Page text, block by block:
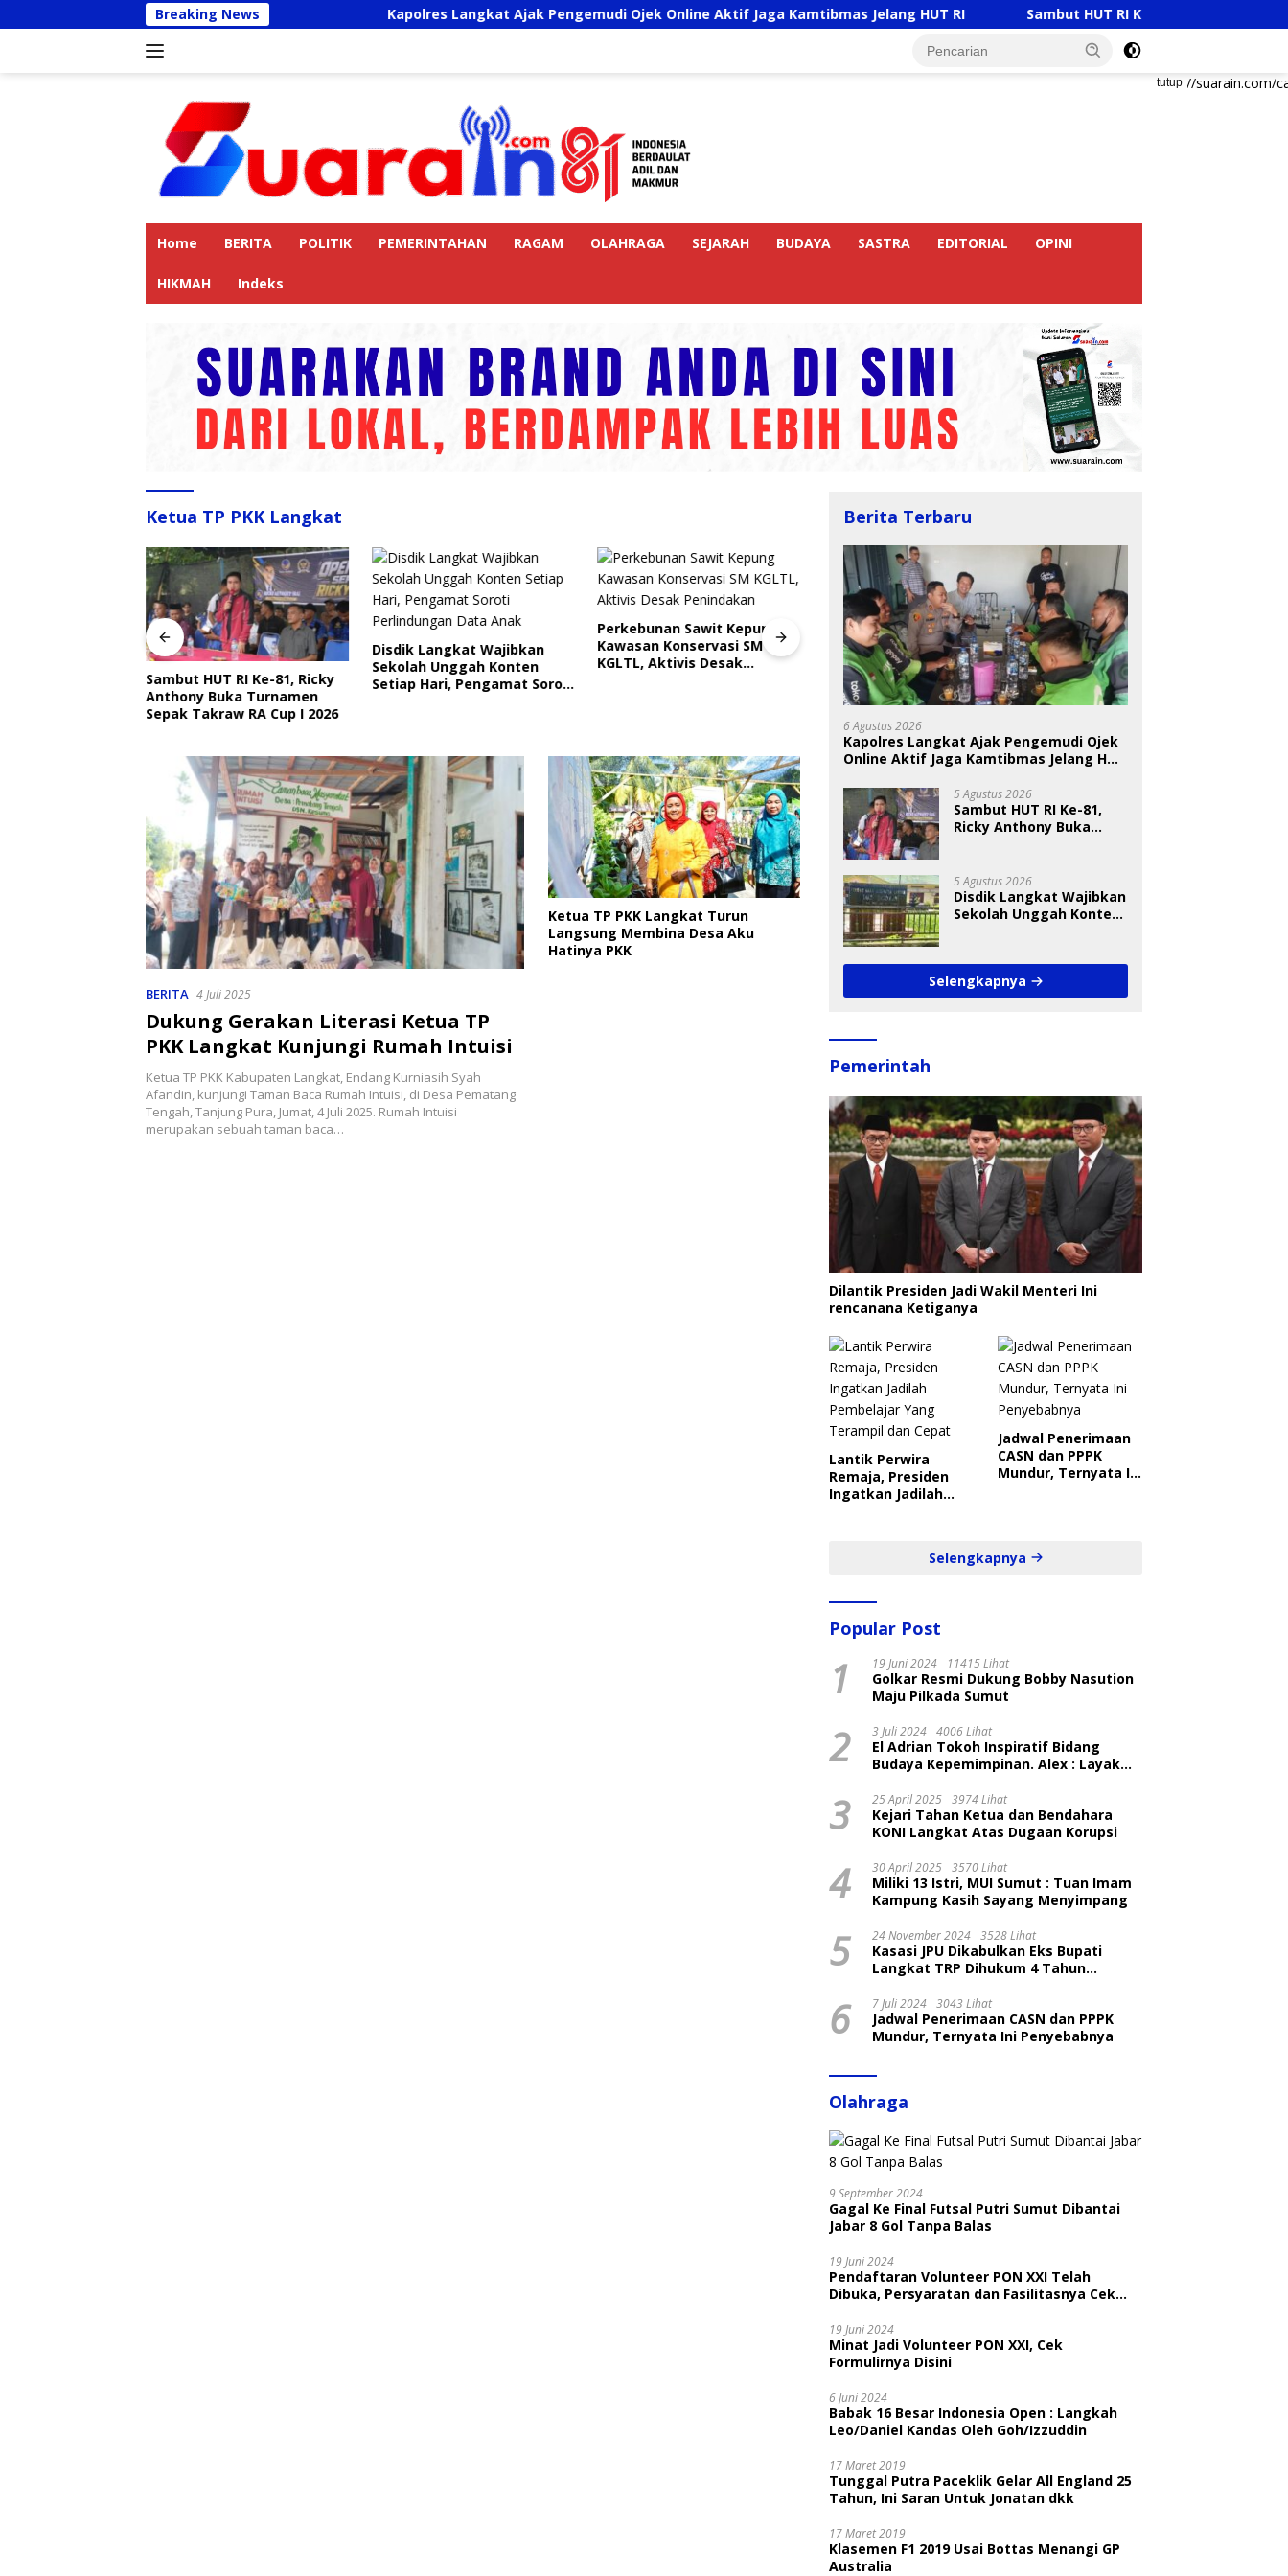
ke
Breaking News Kapolres Langkat Ajak Pengemudi Ojek Online Aktif Jaga Kamtibmas Jelang HUT RI Sambut HUT RI Ke-81, Ricky Anthony Buka
tutup
https://suarain.com/
Home BERITA POLITIK PEMERINTAHAN RAGAM OLAHRAGA SEJARAH BUDAYA SASTRA EDITORIAL OPINI
HIKMAH Indeks
Ketua TP PKK Langkat
Sambut HUT RI Ke-81, Ricky
Anthony Buka Turnamen
Sepak Takraw RA Cup I 2026
Disdik Langkat Wajibkan
Sekolah Unggah Konten
Setiap Hari, Pengamat Soroti
Perkebunan Sawit Kepung
Kawasan Konservasi SM
KGLTL, Aktivis Desak
Indri Nugraheni: Festival
Sayang Anak Harus Jadi
Gerakan Berkelanjutan
Perlindungan Anak
BKSDA Segera Evaluasi
Perkebunan Sawit di
BERITA 4 Juli 2025
Dukung Gerakan Literasi Ketua TP
PKK Langkat Kunjungi Rumah Intuisi
Ketua TP PKK Kabupaten Langkat, Endang Kurniasih Syah
Afandin, kunjungi Taman Baca Rumah Intuisi, di Desa Pematang
Tengah, Tanjung Pura, Jumat, 4 Juli 2025. Rumah Intuisi
merupakan sebuah taman baca…
Ketua TP PKK Langkat Turun
Langsung Membina Desa Aku
Hatinya PKK
Berita Terbaru
6 Agustus 2026
Kapolres Langkat Ajak Pengemudi Ojek
Online Aktif Jaga Kamtibmas Jelang HUT
5 Agustus 2026
Sambut HUT RI Ke-81,
Ricky Anthony Buka
5 Agustus 2026
Disdik Langkat Wajibkan
Sekolah Unggah Konten
Data Anak
Selengkapnya
Pemerintah
Dilantik Presiden Jadi Wakil Menteri Ini
rencanana Ketiganya
Lantik Perwira
Remaja, Presiden
Ingatkan Jadilah
Jadwal Penerimaan
CASN dan PPPK
Mundur, Ternyata Ini
Selengkapnya
Popular Post
1 19 Juni 2024 11415 Lihat
Golkar Resmi Dukung Bobby Nasution
Maju Pilkada Sumut
2 3 Juli 2024 4006 Lihat
El Adrian Tokoh Inspiratif Bidang
Budaya Kepemimpinan. Alex : Layak
3 25 April 2025 3974 Lihat
Kejari Tahan Ketua dan Bendahara
KONI Langkat Atas Dugaan Korupsi
4 30 April 2025 3570 Lihat
Miliki 13 Istri, MUI Sumut : Tuan Imam
Kampung Kasih Sayang Menyimpang
5 24 November 2024 3528 Lihat
Kasasi JPU Dikabulkan Eks Bupati
Langkat TRP Dihukum 4 Tahun
6 7 Juli 2024 3043 Lihat
Jadwal Penerimaan CASN dan PPPK
Mundur, Ternyata Ini Penyebabnya
Olahraga
9 September 2024
Gagal Ke Final Futsal Putri Sumut Dibantai
Jabar 8 Gol Tanpa Balas
19 Juni 2024
Pendaftaran Volunteer PON XXI Telah
Dibuka, Persyaratan dan Fasilitasnya Cek
19 Juni 2024
Minat Jadi Volunteer PON XXI, Cek
Formulirnya Disini
6 Juni 2024
Babak 16 Besar Indonesia Open : Langkah
Leo/Daniel Kandas Oleh Goh/Izzuddin
17 Maret 2019
Tunggal Putra Paceklik Gelar All England 25
Tahun, Ini Saran Untuk Jonatan dkk
17 Maret 2019
Klasemen F1 2019 Usai Bottas Menangi GP
Australia